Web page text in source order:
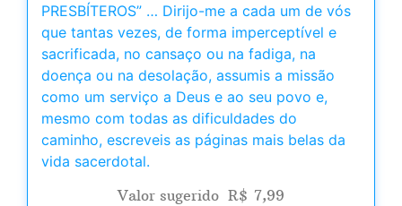
PRESBÍTEROS” … Dirijo-me a cada um de vós
que tantas vezes, de forma imperceptível e
sacrificada, no cansaço ou na fadiga, na
doença ou na desolação, assumis a missão
como um serviço a Deus e ao seu povo e,
mesmo com todas as dificuldades do
caminho, escreveis as páginas mais belas da
vida sacerdotal.
Valor sugerido R$ 7,99